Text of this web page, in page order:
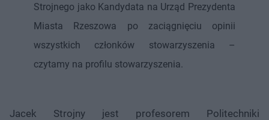
Strojnego jako Kandydata na Urząd Prezydenta
Miasta Rzeszowa po zaciągnięciu opinii
wszystkich członków stowarzyszenia –
czytamy na profilu stowarzyszenia.
Jacek Strojny jest profesorem Politechniki